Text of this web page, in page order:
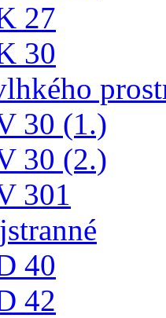
27
30
30 (1.)
30 (2.)
301
40
42